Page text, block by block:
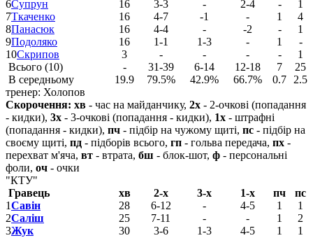
6Супрун 16 3-3 - 2-4 -
1
7Ткаченко 16 4-7 -1 - 1
4
8Панасюк 16 4-4 - -2 -
1
9Подоляко 16 1-1 1-3 - 1
-
10Скрипов 3 - - - -
1
Всього (10)
- 31-39 6-14 12-18 7
25
В середньому
19.9 79.5% 42.9% 66.7% 0.7
2.5
тренер: Холопов
Скорочення: хв - час на майданчику, 2х - 2-очкові (попадання
- кидки), 3х - 3-очкові (попадання - кидки), 1х - штрафні
(попадання - кидки), пч - підбір на чужому щиті, пс - підбір на
своєму щиті, пд - підборів всього, гп - гольва передача, пх -
перехват м'яча, вт - втрата, бш - блок-шот, ф - персональні
фоли, оч - очки
"КТУ"
Гравець
хв 2-х 3-х 1-х пч
пс
1Савін 28 6-12 - 4-5 1
1
2Саліш 25 7-11 - - 1
2
3Жук 30 3-6 1-3 4-5 1
1